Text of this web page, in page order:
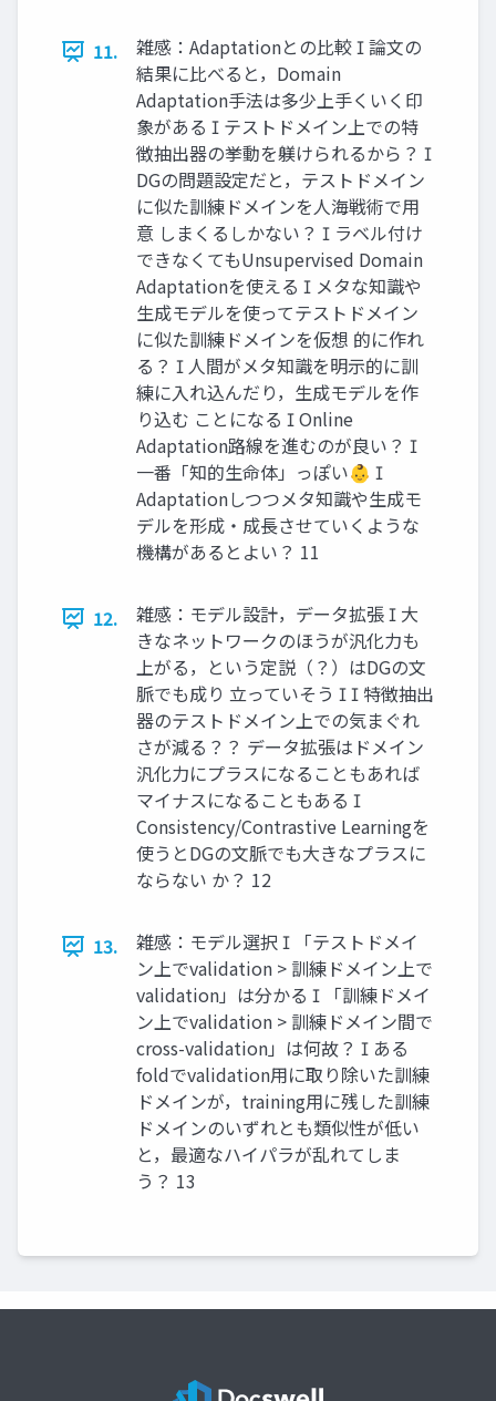
11.
雑感：Adaptationとの比較  論文の
結果に比べると，Domain
Adaptation手法は多少上手くいく印
象がある  テストドメイン上での特
徴抽出器の挙動を躾けられるから？ 
DGの問題設定だと，テストドメイン
に似た訓練ドメインを人海戦術で用
意 しまくるしかない？  ラベル付け
できなくてもUnsupervised Domain
Adaptationを使える  メタな知識や
生成モデルを使ってテストドメイン
に似た訓練ドメインを仮想 的に作れ
る？  人間がメタ知識を明示的に訓
練に入れ込んだり，生成モデルを作
り込む ことになる  Online
Adaptation路線を進むのが良い？ 
一番「知的生命体」っぽい👶 
Adaptationしつつメタ知識や生成モ
デルを形成・成長させていくような
機構があるとよい？ 11
12.
雑感：モデル設計，データ拡張  大
きなネットワークのほうが汎化力も
上がる，という定説（？）はDGの文
脈でも成り 立っていそう   特徴抽出
器のテストドメイン上での気まぐれ
さが減る？？ データ拡張はドメイン
汎化力にプラスになることもあれば
マイナスになることもある 
Consistency/Contrastive Learningを
使うとDGの文脈でも大きなプラスに
ならない か？ 12
13.
雑感：モデル選択  「テストドメイ
ン上でvalidation > 訓練ドメイン上で
validation」は分かる  「訓練ドメイ
ン上でvalidation > 訓練ドメイン間で
cross-validation」は何故？  ある
foldでvalidation用に取り除いた訓練
ドメインが，training用に残した訓練
ドメインのいずれとも類似性が低い
と，最適なハイパラが乱れてしま
う？ 13